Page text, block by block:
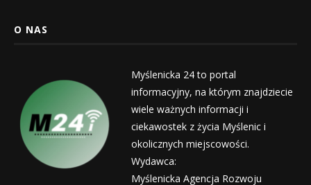
O NAS
Myślenicka 24 to portal
informacyjny, na którym znajdziecie
wiele ważnych informacji i
ciekawostek z życia Myślenic i
okolicznych miejscowości.
Wydawca:
Myślenicka Agencja Rozwoju